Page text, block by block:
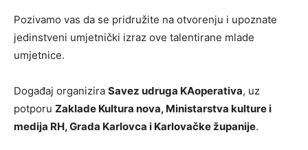
Pozivamo vas da se pridružite na otvorenju i upoznate
jedinstveni umjetnički izraz ove talentirane mlade
umjetnice.
Događaj organizira Savez udruga KAoperativa, uz
potporu Zaklade Kultura nova, Ministarstva kulture i
medija RH, Grada Karlovca i Karlovačke županije.